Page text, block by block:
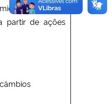
do PPGACC
partir de ações